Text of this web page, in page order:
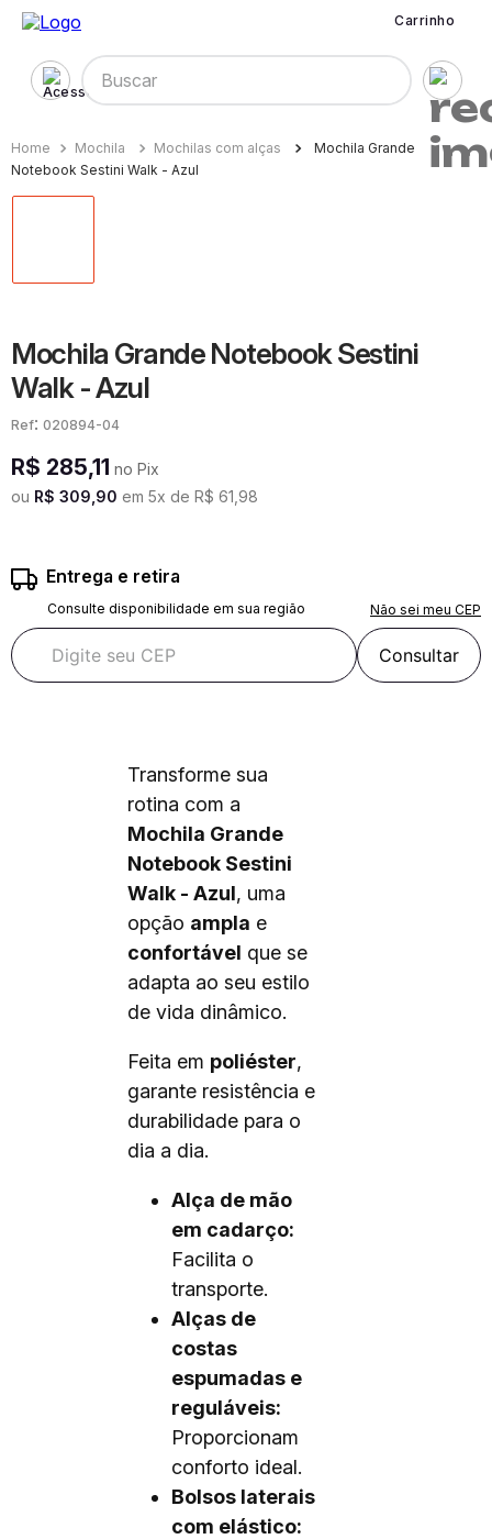
Carrinho
Buscar
Mochila Mochilas com alças
Mochila Grande
Notebook Sestini Walk - Azul
Mochila Grande Notebook Sestini
Walk - Azul
: 020894-04
R$ 285,11 no Pix
ou R$ 309 90 em 5x de R$ 61 98
Entrega e retira
Consulte disponibilidade em sua região Não sei meu CEP
Consultar
Transforme sua
rotina com a
Mochila Grande
Notebook Sestini
Walk - Azul, uma
opção ampla e
confortável que se
adapta ao seu estilo
de vida dinâmico.
Feita em poliéster,
garante resistência e
durabilidade para o
dia a dia.
Alça de mão
em cadarço:
Facilita o
transporte.
Alças de
costas
espumadas e
reguláveis:
Proporcionam
conforto ideal.
Bolsos laterais
com elástico: